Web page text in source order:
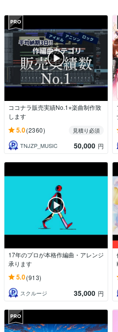
ココナラ販売実績No.1⭐︎楽曲制作致
します
5.0(2360)
見積り必須
TNJZP_MUSIC
50,000 円
17年のプロが本格作編曲・アレンジ
承ります
5.0(913)
スクルージ 35,000 円